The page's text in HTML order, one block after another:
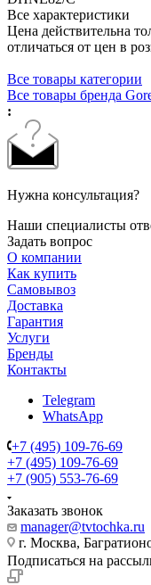
Все характеристики
Цена действительна
отличаться от цен в
Все товары категории
Все товары бренда
:
Нужна консультация?
Наши специалисты
Задать вопрос
О компании
Как купить
Самовывоз
Доставка
Гарантия
Услуги
Бренды
Контакты
Telegram
WhatsApp
+7 (495) 109-76-69
+7 (495) 109-76-69
+7 (905) 553-76-69
Заказать звонок
manager@tvtochka.ru
г. Москва,
Подписаться на